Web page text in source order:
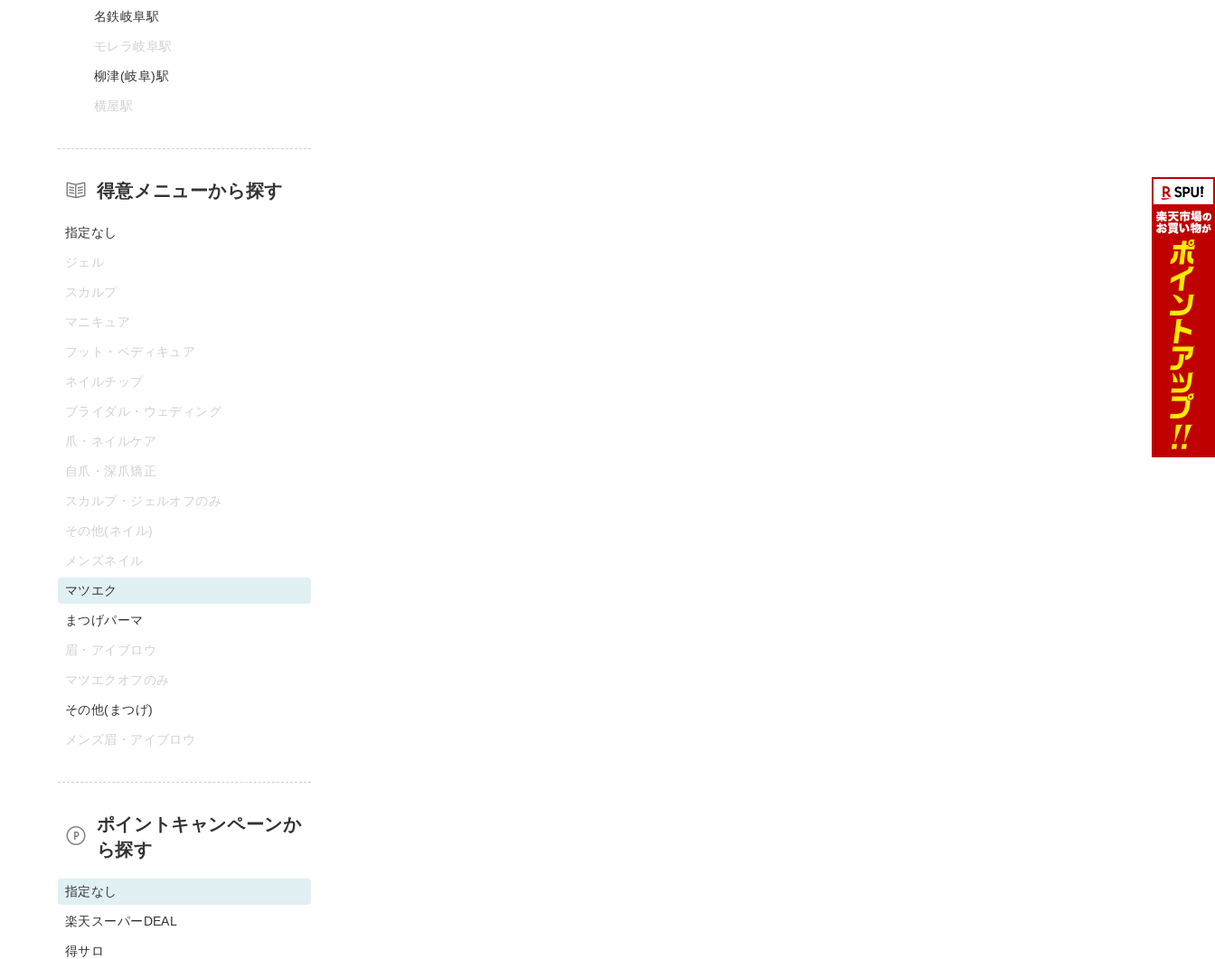
名鉄岐阜駅
モレラ岐阜駅
柳津(岐阜)駅
横屋駅
得意メニューから探す
指定なし
ジェル
スカルプ
マニキュア
フット・ペディキュア
ネイルチップ
ブライダル・ウェディング
爪・ネイルケア
自爪・深爪矯正
スカルプ・ジェルオフのみ
その他(ネイル)
メンズネイル
マツエク
まつげパーマ
眉・アイブロウ
マツエクオフのみ
その他(まつげ)
メンズ眉・アイブロウ
ポイントキャンペーンか
ら探す
指定なし
楽天スーパーDEAL
得サロ